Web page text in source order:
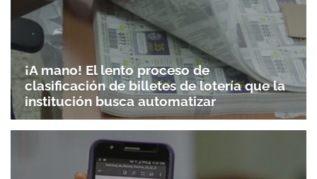
¡A mano! El lento proceso de
clasificación de billetes de lotería que la
institución busca automatizar